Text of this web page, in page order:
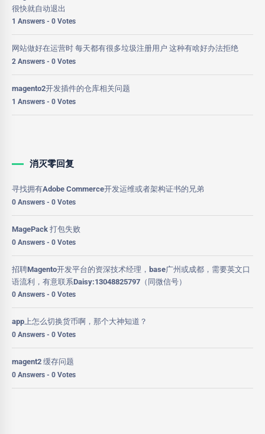
很快就自动退出
1 Answers - 0 Votes
网站做好在运营时 每天都有很多垃圾注册用户 这种有啥好办法拒绝
2 Answers - 0 Votes
magento2开发插件的仓库相关问题
1 Answers - 0 Votes
消灭零回复
寻找拥有Adobe Commerce开发运维或者架构证书的兄弟
0 Answers - 0 Votes
MagePack 打包失败
0 Answers - 0 Votes
招聘Magento开发平台的资深技术经理，base广州或成都，需要英文口
语流利，有意联系Daisy:13048825797（同微信号）
0 Answers - 0 Votes
app上怎么切换货币啊，那个大神知道？
0 Answers - 0 Votes
magent2 缓存问题
0 Answers - 0 Votes